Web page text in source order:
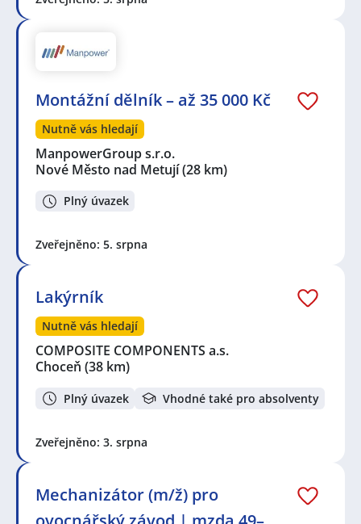
Montážní dělník – až 35 000 Kč
Nutně vás hledají
ManpowerGroup s.r.o.
Nové Město nad Metují(28 km)
Plný úvazek
Zveřejněno: 5. srpna
Lakýrník
Nutně vás hledají
COMPOSITE COMPONENTS a.s.
Choceň (38 km)
Plný úvazek Vhodné také pro absolventy
Zveřejněno: 3. srpna
Mechanizátor (m/ž) pro